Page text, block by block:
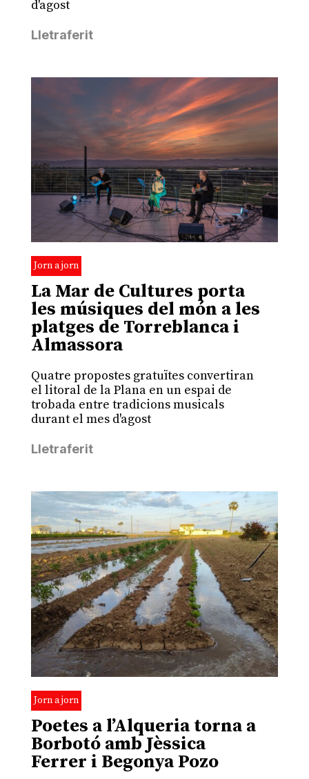
d'agost
Lletraferit
Jorn a jorn
La Mar de Cultures porta
les músiques del món a les
platges de Torreblanca i
Almassora
Quatre propostes gratuïtes convertiran
el litoral de la Plana en un espai de
trobada entre tradicions musicals
durant el mes d'agost
Lletraferit
Jorn a jorn
Poetes a l’Alqueria torna a
Borbotó amb Jèssica
Ferrer i Begonya Pozo